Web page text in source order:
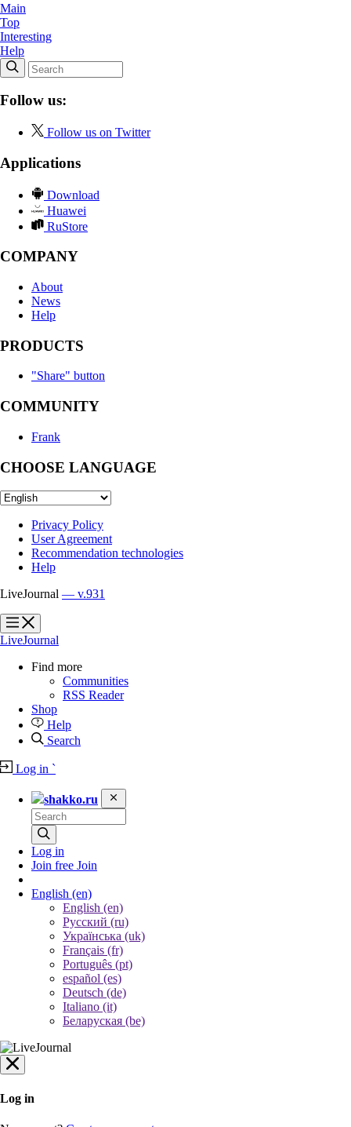
Main
Top
Interesting
Help
Follow us:
Follow us on Twitter
Applications
Download
Huawei
RuStore
COMPANY
About
News
Help
PRODUCTS
"Share" button
COMMUNITY
Frank
CHOOSE LANGUAGE
Privacy Policy
User Agreement
Recommendation technologies
Help
LiveJournal — v.931
?
?
LiveJournal
Find more
Communities
RSS Reader
Shop
Help
Search
Log in `
shakko.ru
Log in
Join free Join
English (en)
English (en)
Русский (ru)
Українська (uk)
Français (fr)
Português (pt)
español (es)
Deutsch (de)
Italiano (it)
Беларуская (be)
Log in